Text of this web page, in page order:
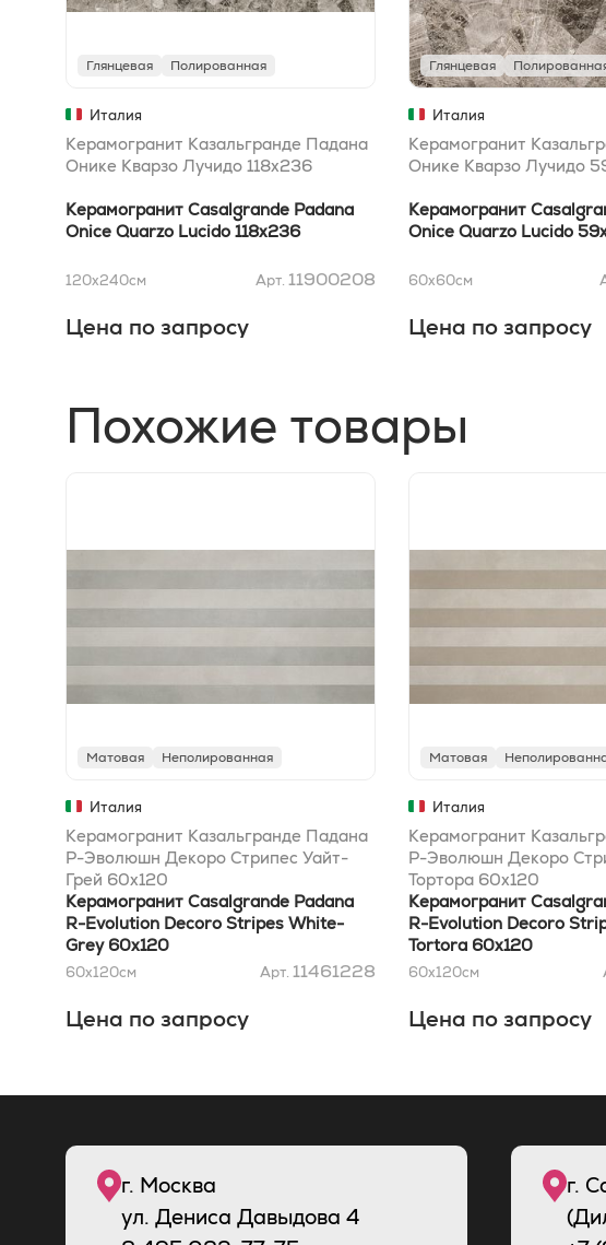
Глянцевая Полированная
Италия
Керамогранит Казальгранде Падана
Онике Кварзо Лучидо 118x236
Керамогранит Casalgrande Padana
Onice Quarzo Lucido 118x236
120x240см Арт. 11900208
Цена по запросу
Глянцевая
Италия
Керамогранит
Онике Кварзо Лучидо
Керамогранит
Onice Quarzo Lucido
60x60см
Цена по запросу
Похожие товары
Матовая Неполированная
Италия
Керамогранит Казальгранде Падана
Р-Эволюшн Декоро Стрипес Уайт-
Грей 60x120
Керамогранит Casalgrande Padana
R-Evolution Decoro Stripes White-
Grey 60x120
60x120см Арт. 11461228
Цена по запросу
Матовая
Италия
Керамогранит
Р-Эволюшн Декоро
Тортора 60x120
Керамогранит
R-Evolution Decoro
Tortora 60x120
60x120см
Цена по запросу
г. Москва
ул. Дениса Давыдова 4
г.